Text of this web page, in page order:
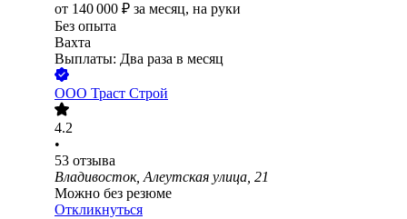
от 140 000 ₽ за месяц, на руки
Без опыта
Вахта
Выплаты: Два раза в месяц
ООО Траст Строй
4.2
•
53 отзыва
Владивосток, Алеутская улица, 21
Можно без резюме
Откликнуться